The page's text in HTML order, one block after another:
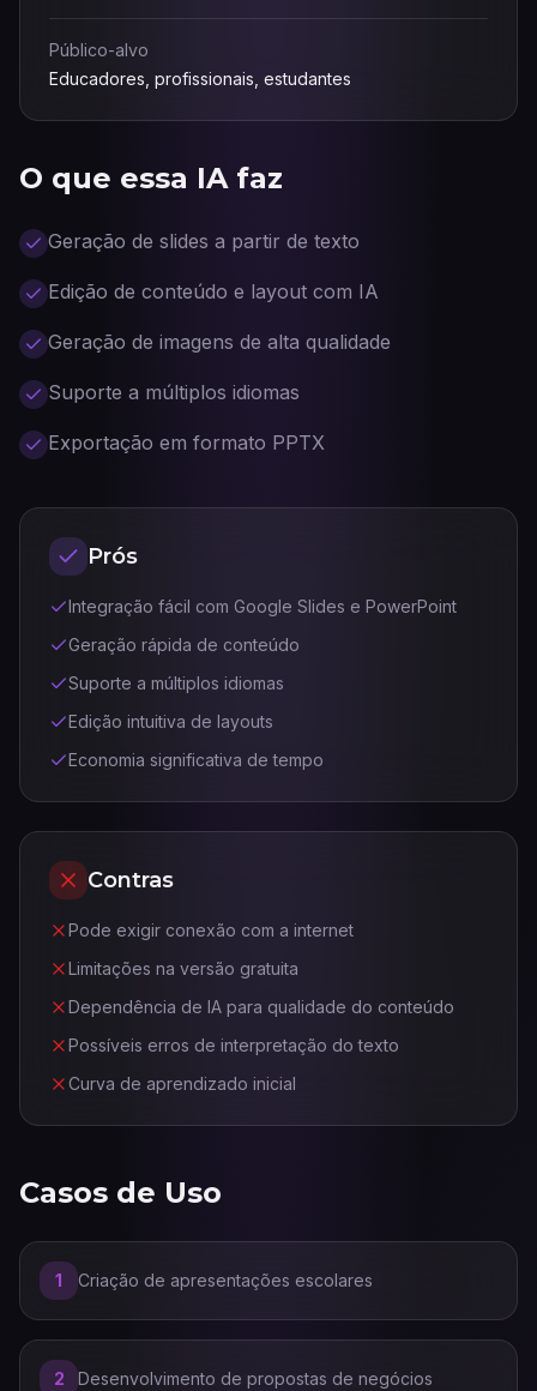
O que essa IA faz
Geração de slides a partir de texto
Edição de conteúdo e layout com IA
Geração de imagens de alta qualidade
Suporte a múltiplos idiomas
Exportação em formato PPTX
Prós
Integração fácil com Google Slides e PowerPoint
Geração rápida de conteúdo
Suporte a múltiplos idiomas
Edição intuitiva de layouts
Economia significativa de tempo
Contras
Pode exigir conexão com a internet
Limitações na versão gratuita
Dependência de IA para qualidade do conteúdo
Possíveis erros de interpretação do texto
Curva de aprendizado inicial
Casos de Uso
1 Criação de apresentações escolares
2 Desenvolvimento de propostas de negócios
Público-alvo
Educadores, profissionais, estudantes